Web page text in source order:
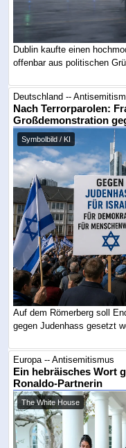
Dublin kaufte einen
offenbar aus politischen
Deutschland --
Nach Terrorparolen:
Großdemonstration
Symbolbild / KI
Auf dem Römerberg soll
gegen Judenhass gesetzt
Europa -- Antisemitismus
Ein hebräisches Wort
Ronaldo-Partnerin
The White House